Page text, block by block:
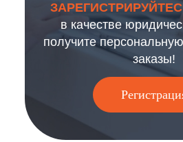
в качестве
получите
заказы!